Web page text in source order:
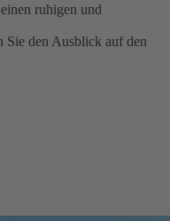
ruhigen und
Sie den Ausblick auf den